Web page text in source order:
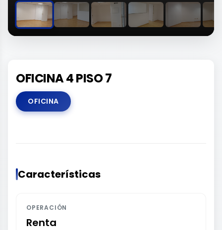
OFICINA 4 PISO 7
OFICINA
Características
OPERACIÓN
Renta